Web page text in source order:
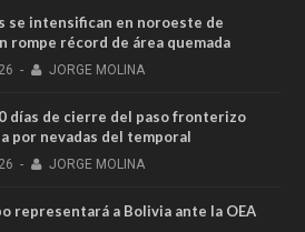
se intensifican en noroeste de
rompe récord de área quemada
- JORGE MOLINA
días de cierre del paso fronterizo
por nevadas del temporal
- JORGE MOLINA
representará a Bolivia ante la OEA